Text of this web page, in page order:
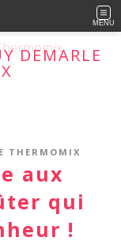
MENU
DEMARLE
!
THERMOMIX
aux
qui
!